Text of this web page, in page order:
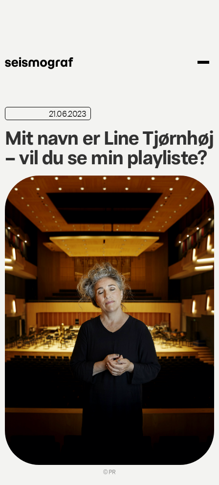
21.06.2023
Mit navn er Line Tjørnhøj
– vil du se min playliste?
© PR